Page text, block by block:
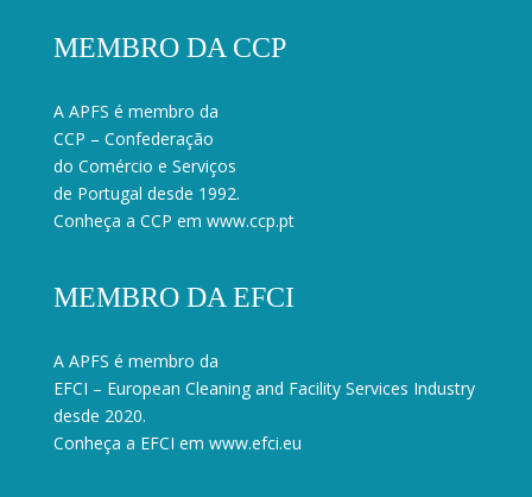
MEMBRO DA CCP
A APFS é membro da
CCP – Confederação
do Comércio e Serviços
de Portugal desde 1992.
Conheça a CCP em www.ccp.pt
MEMBRO DA EFCI
A APFS é membro da
EFCI – European Cleaning and Facility Services Industry
desde 2020.
Conheça a EFCI em www.efci.eu